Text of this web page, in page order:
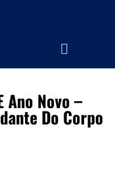
Ano Novo –
Do Corpo